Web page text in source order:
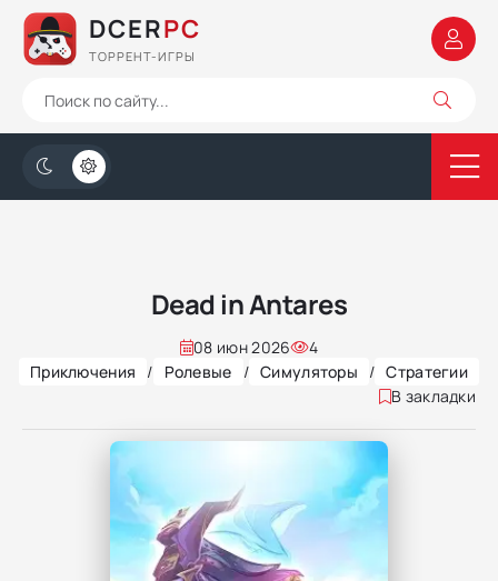
DCERPC
ТОРРЕНТ-ИГРЫ
Dead in Antares
08 июн 2026
4
Приключения
/ Ролевые / Симуляторы / Стратегии
В закладки